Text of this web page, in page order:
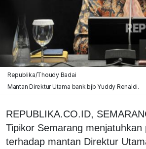
Republika/Thoudy Badai
Mantan Direktur Utama bank bjb Yuddy Renaldi.
REPUBLIKA.CO.ID,
Tipikor Semarang menjatuhkan
terhadap mantan Direktur